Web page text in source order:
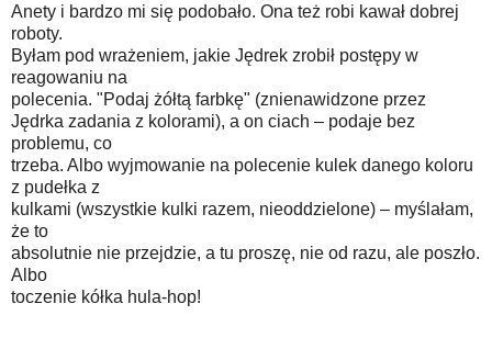
Anety i bardzo mi się podobało. Ona też robi kawał dobrej
roboty.
Byłam pod wrażeniem, jakie Jędrek zrobił postępy w
reagowaniu na
polecenia. "Podaj żółtą farbkę" (znienawidzone przez
Jędrka zadania z kolorami), a on ciach – podaje bez
problemu, co
trzeba. Albo wyjmowanie na polecenie kulek danego koloru
z pudełka z
kulkami (wszystkie kulki razem, nieoddzielone) – myślałam,
że to
absolutnie nie przejdzie, a tu proszę, nie od razu, ale poszło.
Albo
toczenie kółka hula-hop!